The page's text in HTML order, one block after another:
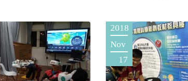
2018
Nov
17